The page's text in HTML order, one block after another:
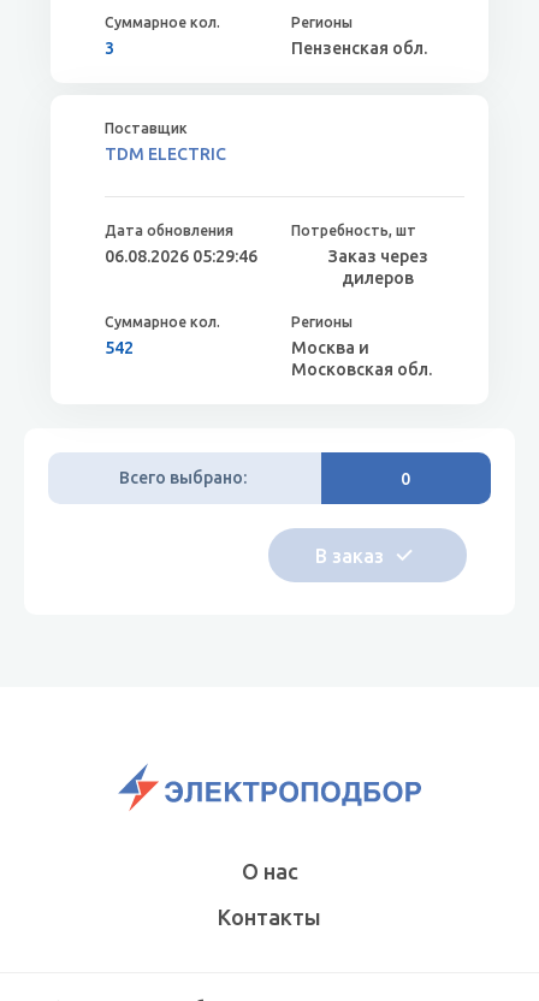
3 Пензенская обл.
TDM ELECTRIC
06.08.2026 05:29:46
542
Заказ через
дилеров
Москва и
Московская обл.
Всего выбрано: 0
О нас
Контакты